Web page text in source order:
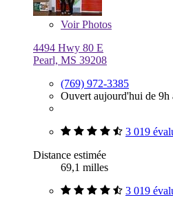
VoirPhotos
4494 Hwy 80 E
Pearl, MS 39208
(769) 972-3385
Ouvert aujourd'hui de 9h
3 019
Distance estimée
69,1 milles
3 019